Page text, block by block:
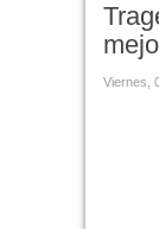
Viernes,